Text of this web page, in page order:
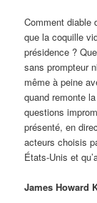
Comment diable
que la coquille
présidence ?
sans prompteur
même à peine
quand remonte
questions
présenté, en
acteurs choisis
États-Unis et
James Howard